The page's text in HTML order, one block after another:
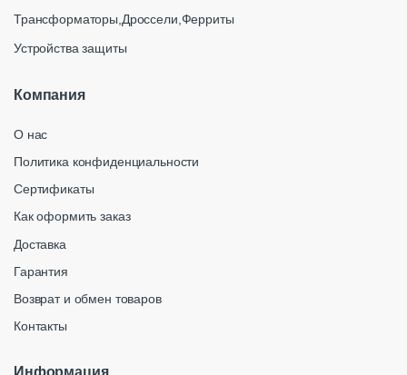
Трансформаторы,Дроссели,Ферриты
Устройства защиты
Компания
О нас
Политика конфиденциальности
Сертификаты
Как оформить заказ
Доставка
Гарантия
Возврат и обмен товаров
Контакты